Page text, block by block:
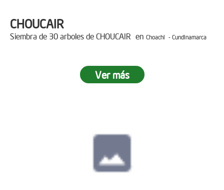
CHOUCAIR
Siembra de 30 arboles de CHOUCAIR en Choachi - Cundinamarca
Ver más